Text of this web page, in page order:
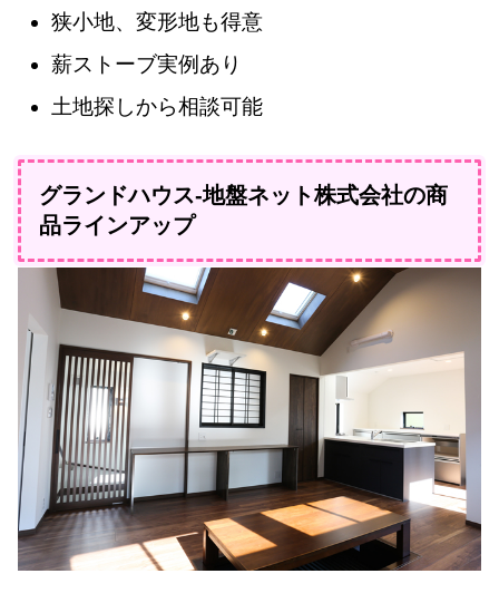
狭小地、変形地も得意
薪ストーブ実例あり
土地探しから相談可能
グランドハウス-地盤ネット株式会社の商
品ラインアップ